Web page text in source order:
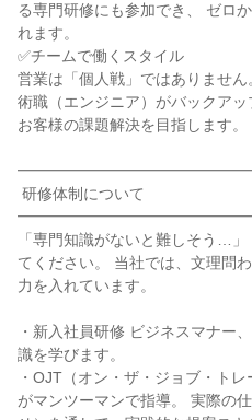
る専門研修にも参加でき、 ゼロ
れます。
✅チームで働くスタイル
営業は「個人戦」ではありませ
術職（エンジニア）がバックアッ
お客様の課題解決を目指します。
「専門知識がないと難しそう…
てください。 当社では、文理問
力を入れています。
・新入社員研修 ビジネスマナー
識を学びます。
・OJT（オン・ザ・ジョブ・ト
がマンツーマンで指導。 実際の